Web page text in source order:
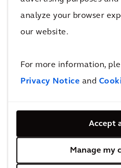
analyze your browser
our website.
For more information,
Privacy Notice and
Accept
Manage my
hasta la construcción y
Experiencia
personalizable